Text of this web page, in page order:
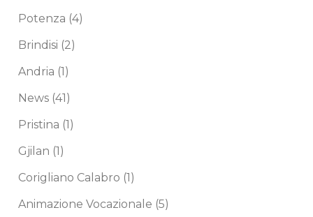
Potenza (4)
Brindisi (2)
Andria (1)
News (41)
Pristina (1)
Gjilan (1)
Corigliano Calabro (1)
Animazione Vocazionale (5)